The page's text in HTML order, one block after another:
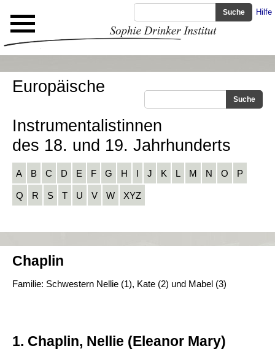
Hilfe
Europäische
Instrumentalistinnen
des 18. und 19. Jahrhunderts
A B C D E F G H I J K L M N O P
Q R S T U V W XYZ
Chaplin
Familie: Schwestern Nellie (1), Kate (2) und Mabel (3)
1. Chaplin, Nellie (Eleanor Mary)